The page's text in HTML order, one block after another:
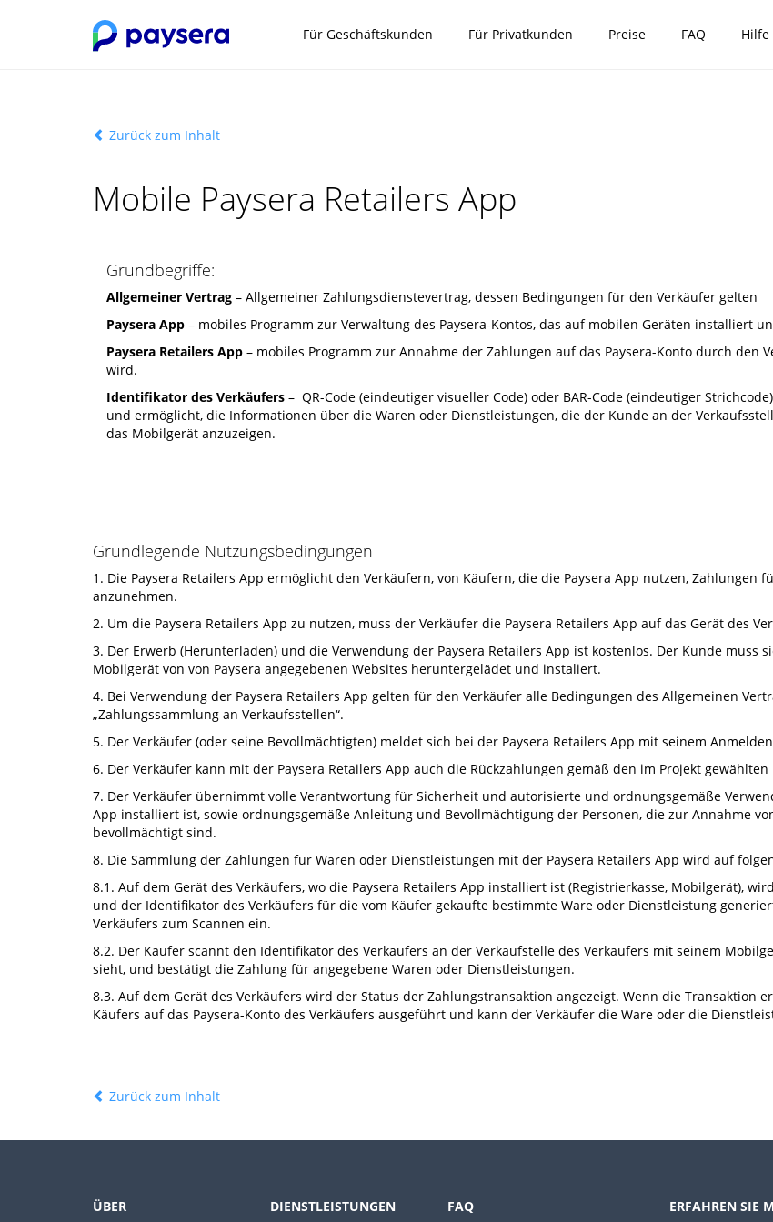
Für Geschäftskunden Für Privatkunden Preise FAQ Hilfe
Zurück zum Inhalt
Mobile Paysera Retailers App
Grundbegriffe:
Allgemeiner Vertrag – Allgemeiner Zahlungsdienstevertrag, dessen Bedingungen für den Verkäufer gelten
Paysera App – mobiles Programm zur Verwaltung des Paysera-Kontos, das auf mobilen Geräten installiert
Paysera Retailers App – mobiles Programm zur Annahme der Zahlungen auf das Paysera-Konto durch
wird.
Identifikator des Verkäufers – QR-Code (eindeutiger visueller Code) oder BAR-Code (eindeutiger
und ermöglicht, die Informationen über die Waren oder Dienstleistungen, die der Kunde an der
das Mobilgerät anzuzeigen.
Grundlegende Nutzungsbedingungen
1. Die Paysera Retailers App ermöglicht den Verkäufern, von Käufern, die die Paysera App nutzen,
anzunehmen.
2. Um die Paysera Retailers App zu nutzen, muss der Verkäufer die Paysera Retailers App auf das Gerät des
3. Der Erwerb (Herunterladen) und die Verwendung der Paysera Retailers App ist kostenlos. Der Kunde muss
Mobilgerät von von Paysera angegebenen Websites heruntergelädet und instaliert.
4. Bei Verwendung der Paysera Retailers App gelten für den Verkäufer alle Bedingungen des Allgemeinen
„Zahlungssammlung an Verkaufsstellen“.
5. Der Verkäufer (oder seine Bevollmächtigten) meldet sich bei der Paysera Retailers App mit seinem
6. Der Verkäufer kann mit der Paysera Retailers App auch die Rückzahlungen gemäß den im Projekt
7. Der Verkäufer übernimmt volle Verantwortung für Sicherheit und autorisierte und ordnungsgemäße
App installiert ist, sowie ordnungsgemäße Anleitung und Bevollmächtigung der Personen, die zur Annahme
bevollmächtigt sind.
8. Die Sammlung der Zahlungen für Waren oder Dienstleistungen mit der Paysera Retailers App wird auf
8.1. Auf dem Gerät des Verkäufers, wo die Paysera Retailers App installiert ist (Registrierkasse, Mobilgerät),
und der Identifikator des Verkäufers für die vom Käufer gekaufte bestimmte Ware oder Dienstleistung
Verkäufers zum Scannen ein.
8.2. Der Käufer scannt den Identifikator des Verkäufers an der Verkaufstelle des Verkäufers mit seinem
sieht, und bestätigt die Zahlung für angegebene Waren oder Dienstleistungen.
8.3. Auf dem Gerät des Verkäufers wird der Status der Zahlungstransaktion angezeigt. Wenn die Transaktion
Käufers auf das Paysera-Konto des Verkäufers ausgeführt und kann der Verkäufer die Ware oder die
Zurück zum Inhalt
ÜBER DIENSTLEISTUNGEN FAQ ERFAHREN SIE